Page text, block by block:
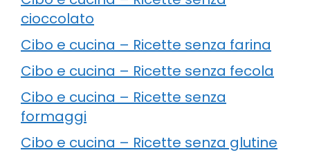
cioccolato
Cibo e cucina – Ricette senza farina
Cibo e cucina – Ricette senza fecola
Cibo e cucina – Ricette senza
formaggi
Cibo e cucina – Ricette senza glutine